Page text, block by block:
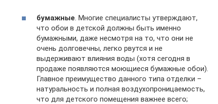
бумажные . Многие специалисты утверждают,
что обои в детской должны быть именно
бумажными, даже несмотря на то, что они не
очень долговечны, легко рвутся и не
выдерживают влияния воды (хотя сегодня в
продаже появляются моющиеся бумажные обои).
Главное преимущество данного типа отделки –
натуральность и полная воздухопроницаемость,
что для детского помещения важнее всего;